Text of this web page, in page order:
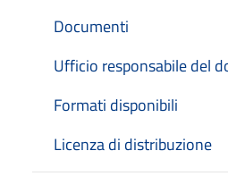
Documenti
Ufficio responsabile del
Formati disponibili
Licenza di distribuzione